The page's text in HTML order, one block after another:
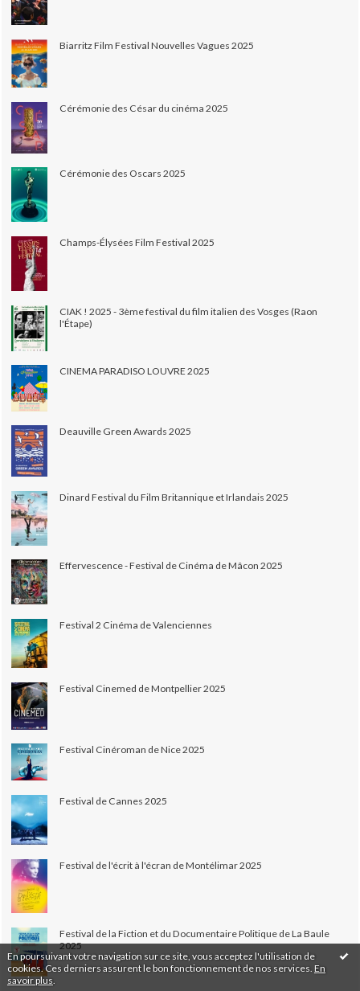
En poursuivant votre navigation sur ce site, vous acceptez l'utilisation de
cookies. Ces derniers assurent le bon fonctionnement de nos services. En
savoir plus
Biarritz Film Festival Nouvelles Vagues 2025
Cérémonie des César du cinéma 2025
Cérémonie des Oscars 2025
Champs-Élysées Film Festival 2025
CIAK ! 2025 - 3ème festival du film italien des Vosges (Raon
l'Étape)
CINEMA PARADISO LOUVRE 2025
Deauville Green Awards 2025
Dinard Festival du Film Britannique et Irlandais 2025
Effervescence - Festival de Cinéma de Mâcon 2025
Festival 2 Cinéma de Valenciennes
Festival Cinemed de Montpellier 2025
Festival Cinéroman de Nice 2025
Festival de Cannes 2025
Festival de l'écrit à l'écran de Montélimar 2025
Festival de la Fiction et du Documentaire Politique de La Baule
2025